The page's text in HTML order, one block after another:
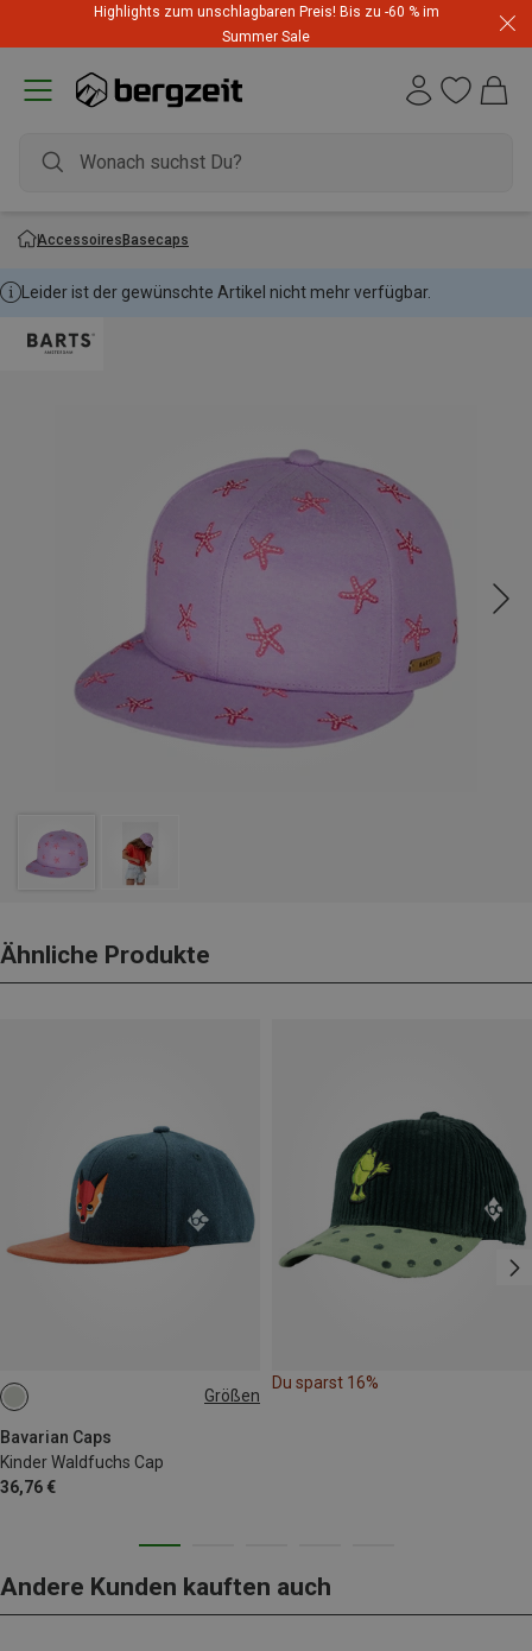
Highlights zum unschlagbaren Preis! Bis zu -60 % im
Summer Sale
AccessoiresBasecaps
Leider ist der gewünschte Artikel nicht mehr verfügbar.
Ähnliche Produkte
Größen
Bavarian Caps
Kinder Waldfuchs Cap
36,76 €
ONE SIZE
Du sparst 16%
Andere Kunden kauften auch